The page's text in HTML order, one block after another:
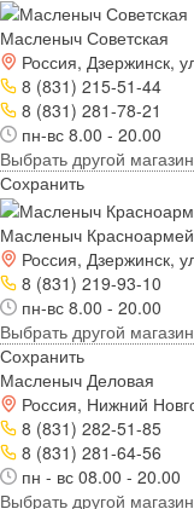
Масленыч Советская
Россия, Дзержинск,
8 (831) 215-51-44
8 (831) 281-78-21
пн-вс 8.00 - 20.00
Выбрать другой магазин
Сохранить
Масленыч
Россия, Дзержинск,
8 (831) 219-93-10
пн-вс 8.00 - 20.00
Выбрать другой магазин
Сохранить
Масленыч Деловая
Россия, Нижний
8 (831) 282-51-85
8 (831) 281-64-56
пн - вс 08.00 - 20.00
Выбрать другой магазин